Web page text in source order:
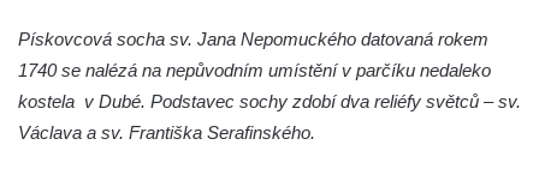
Českých Budějovicích
Pomník Vojtěcha Adalberta Lanny v parku
Na Sadech v Českých Budějovicích
Pomník Přemysla Otakara II. v parku Na
Pískovcová socha sv. Jana Nepomuckého datovaná rokem
1740 se nalézá na nepůvodním umístění v parčíku nedaleko
kostela v Dubé. Podstavec sochy zdobí dva reliéfy světců – sv.
Václava a sv. Františka Serafinského.